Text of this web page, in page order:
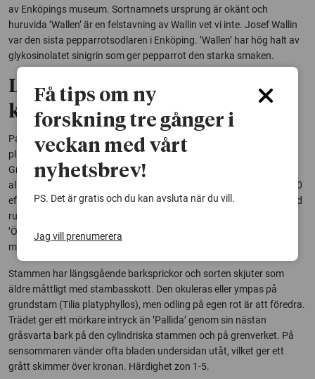
av Enköpings museum. Sortnamnets ursprung är okänt och
huruvida ’Wallen’ är en felstavning av Wallin vet vi inte. Josef Wallin
var den sista pepparrotsodlaren i Enköping. ’Wallen’ har hög halt av
glykosinolatet sinigrin som ger pepparrot den starka smaken.
Lind med grått skimmer över
kronan
Parklinden Tilia x europaea ’Övedskloster’ E finns i handeln som E-
planta sedan 2014, men kan nu också märkas med varumärket
Grönt kulturarv. Parklinden ’Övedskloster’ kommer från den stora
allé vid Övedskloster i Skåne som Hans Ramel lät anlägga runt 1770
efter ritningar av bland annat Carl Hårleman. Sorten är högrest med
rundad krona hos äldre träd. Höjd 20-25 m. Parklinden
’Övedskloster’ har mer horisontella grenar från stammen jämfört
med ’Zwarte Linde’ och mindre blad än ’Pallida’.
Stammen har längsgående barksprickor och sorten skjuter som
äldre måttligt med stambasskott. Den okuleras eller ympas på
grundstam (Tilia platyphyllos), men odling på egen rot är att föredra.
Trädet ger ett mörkare intryck än ’Pallida’ genom sin nästan
gråsvarta bark på den cylindriska stammen och på grenverket. På
sensommaren vänder ofta bladen undersidan utåt, vilket ger ett
grått skimmer över kronan. Härdighet zon 1-5.
Få tips om ny
forskning tre gånger i
veckan med vårt
nyhetsbrev!
PS. Det är gratis och du kan avsluta när du vill.
Jag vill prenumerera